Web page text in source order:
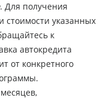
Для получения
указанных
к
автокредита
от конкретного